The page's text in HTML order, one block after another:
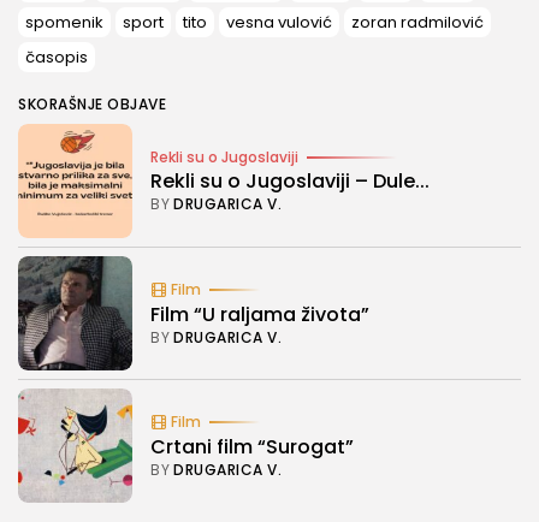
spomenik
sport tito vesna vulović
zoran radmilović
časopis
SKORAŠNJE OBJAVE
Rekli su o Jugoslaviji
Rekli su o Jugoslaviji – Dule...
BYDRUGARICA V.
Film
Film “U raljama života”
BYDRUGARICA V.
Film
Crtani film “Surogat”
BYDRUGARICA V.